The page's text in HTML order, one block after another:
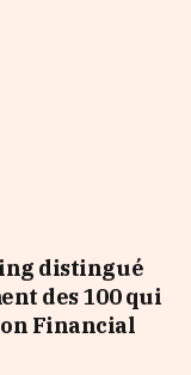
distingué
des 100 qui
Financial